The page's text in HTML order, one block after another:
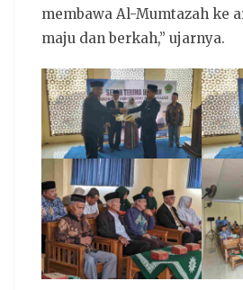
membawa Al-Mumtazah ke
maju dan berkah,” ujarnya.